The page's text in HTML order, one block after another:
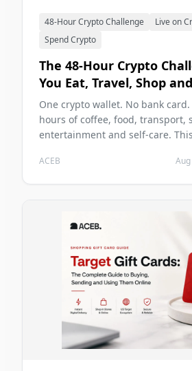
48-Hour Crypto Challenge
Live on
Spend Crypto
The 48-Hour Crypto
You Eat, Travel, Shop
Without a Bank Card in
One crypto wallet. No bank
hours of coffee, food, transport,
entertainment and self-care. This
two ordinary days without
ACEB